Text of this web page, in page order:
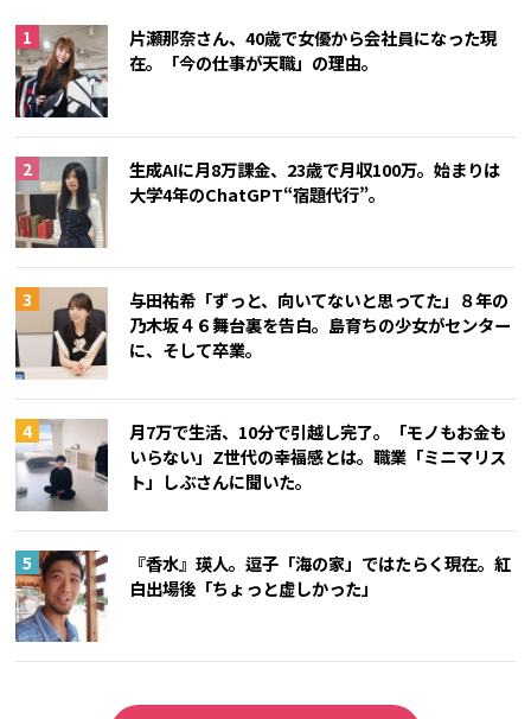
片瀬那奈さん、40歳で女優から会社員になった現
在。「今の仕事が天職」の理由。
生成AIに月8万課金、23歳で月収100万。始まりは
大学4年のChatGPT“宿題代行”。
与田祐希「ずっと、向いてないと思ってた」８年の
乃木坂４６舞台裏を告白。島育ちの少女がセンター
に、そして卒業。
月7万で生活、10分で引越し完了。「モノもお金も
いらない」Z世代の幸福感とは。職業「ミニマリス
ト」しぶさんに聞いた。
『香水』瑛人。逗子「海の家」ではたらく現在。紅
白出場後「ちょっと虚しかった」